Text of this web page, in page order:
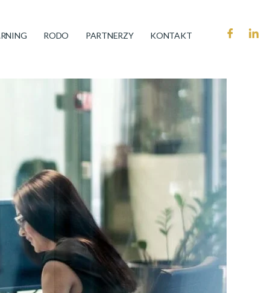
RODO PARTNERZY KONTAKT